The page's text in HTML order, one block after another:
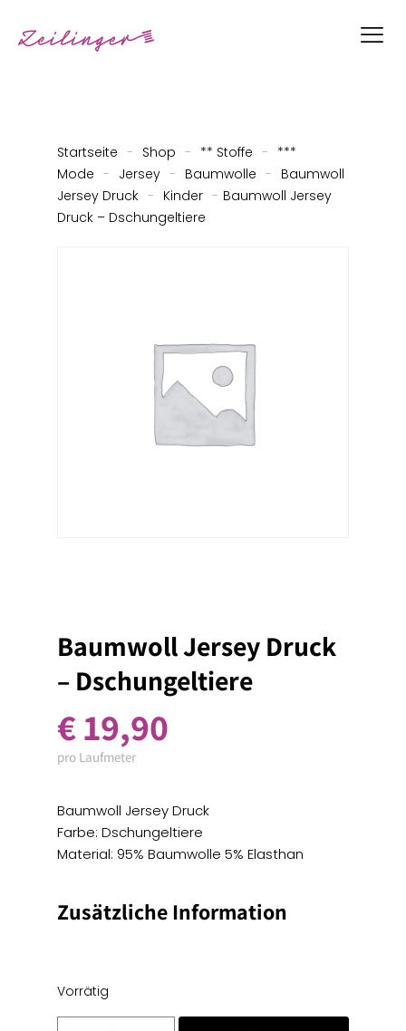
Startseite - Shop - ** Stoffe - ***
Mode - Jersey - Baumwolle - Baumwoll
Jersey Druck - Kinder - Baumwoll Jersey
Druck – Dschungeltiere
Baumwoll Jersey Druck
– Dschungeltiere
€19,90
pro Laufmeter
Baumwoll Jersey Druck
Farbe: Dschungeltiere
Material: 95% Baumwolle 5% Elasthan
Zusätzliche Information
Vorrätig